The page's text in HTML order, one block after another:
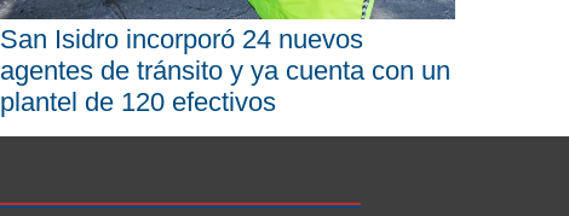
San Isidro incorporó 24 nuevos
agentes de tránsito y ya cuenta con un
plantel de 120 efectivos